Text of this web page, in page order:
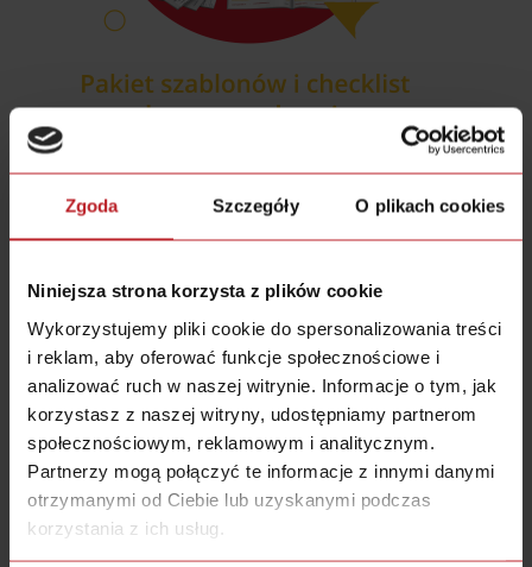
Zgoda Szczegóły O plikach cookies
Niniejsza strona korzysta z plików cookie
Wykorzystujemy pliki cookie do spersonalizowania treści
i reklam, aby oferować funkcje społecznościowe i
analizować ruch w naszej witrynie. Informacje o tym, jak
korzystasz z naszej witryny, udostępniamy partnerom
społecznościowym, reklamowym i analitycznym.
Partnerzy mogą połączyć te informacje z innymi danymi
otrzymanymi od Ciebie lub uzyskanymi podczas
korzystania z ich usług.